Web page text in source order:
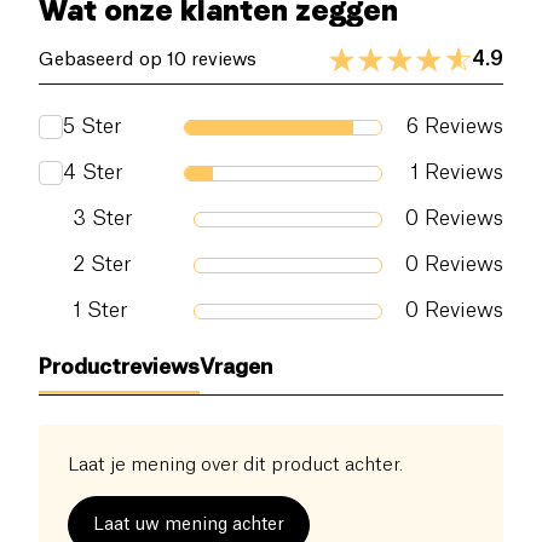
Wat onze klanten zeggen
Gebaseerd op 10 reviews 4.9
5 Ster 6 Reviews
4 Ster 1 Reviews
3 Ster 0 Reviews
2 Ster 0 Reviews
1 Ster 0 Reviews
ProductreviewsVragen
Laat je mening over dit product achter.
Laat uw mening achter